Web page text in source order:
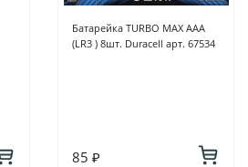
Батарейка TURBO MAX ААА
(LR3 ) 8шт. Duracell арт. 67534
85 ₽